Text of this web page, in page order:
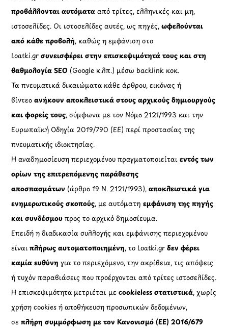
προβάλλονται αυτόματααπό τρίτες, ελληνικές και μη,
ιστοσελίδες. Οι ιστοσελίδες αυτές, ως πηγές,ωφελούνται
από κάθε προβολή, καθώς η εμφάνιση στο
Loatki.gr συνεισφέρει στην επισκεψιμότητά τους και στη
βαθμολογία SEO (Google κ.λπ.) μέσω backlink κοκ.
Τα πνευματικά δικαιώματα κάθε άρθρου, εικόνας ή
βίντεοανήκουν αποκλειστικά στους αρχικούς δημιουργούς
και φορείς τους, σύμφωνα με τον Νόμο 2121/1993 και την
Ευρωπαϊκή Οδηγία 2019/790 (ΕΕ) περί προστασίας της
πνευματικής ιδιοκτησίας.
Η αναδημοσίευση περιεχομένου πραγματοποιείταιεντός των
ορίων της επιτρεπόμενης παράθεσης
αποσπασμάτων (άρθρο 19 Ν. 2121/1993), αποκλειστικά για
ενημερωτικούς σκοπούς, με αυτόματηεμφάνιση της πηγής
και συνδέσμου προς το αρχικό δημοσίευμα.
Επειδή η διαδικασία συλλογής και εμφάνισης περιεχομένου
είναιπλήρως αυτοματοποιημένη, το Loatki.grδεν φέρει
καμία ευθύνη για το περιεχόμενο, την ακρίβεια, τις απόψεις
ή τυχόν παραβιάσεις που προέρχονται από τρίτες ιστοσελίδες.
Η επισκεψιμότητα μετριέται μεcookieless στατιστικά, χωρίς
χρήση cookies ή αποθήκευση προσωπικών δεδομένων,
σεπλήρη συμμόρφωση με τον Κανονισμό (ΕΕ) 2016/679